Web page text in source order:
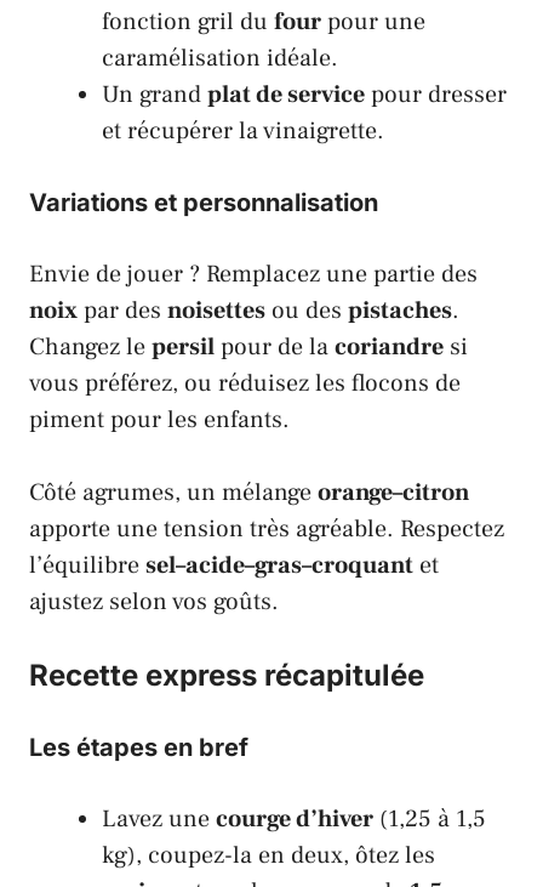
fonction gril du fourpour une
caramélisation idéale.
Un grandplat de servicepour dresser
et récupérer la vinaigrette.
Variations et personnalisation
Envie de jouer ? Remplacez une partie des
noixpar des noisettes ou des pistaches.
Changez lepersilpour de lacoriandre si
vous préférez, ou réduisez les flocons de
piment pour les enfants.
Côté agrumes, un mélangeorange–citron
apporte une tension très agréable. Respectez
l’équilibresel–acide–gras–croquant et
ajustez selon vos goûts.
Recette express récapitulée
Les étapes en bref
Lavez unecourge d’hiver (1,25 à 1,5
kg), coupez-la en deux, ôtez les